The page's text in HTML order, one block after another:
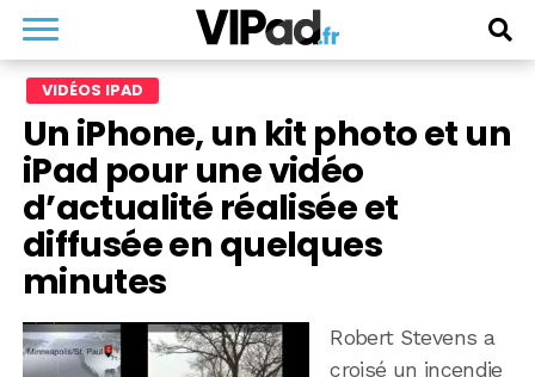
VIDÉOS IPAD
Un iPhone, un kit photo et un
iPad pour une vidéo
d’actualité réalisée et
diffusée en quelques
minutes
Robert Stevens a
croisé un incendie